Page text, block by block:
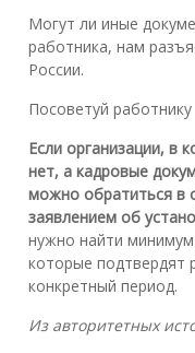
Могут ли иные
работника, нам
России.
Посоветуй работнику
Если организации, в
нет, а кадровые
можно обратиться в
заявлением об
нужно найти
которые подтвердят
конкретный период.
Из авторитетных